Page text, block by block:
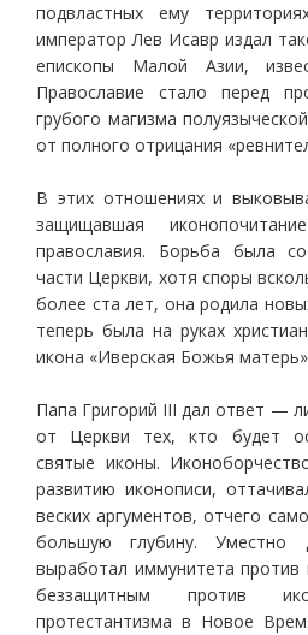
подвластных ему
император Лев Исавр издал
епископы Малой Азии,
Православие стало перед
грубого магизма
от полного отрицания
В этих отношениях и
защищавшая
православия. Борьба была
части Церкви, хотя споры
более ста лет, она родила
теперь была на руках
икона «Иверская Божья
Папа Григорий III дал ответ —
от Церкви тех, кто будет
святые иконы.
развитию иконописи,
веских аргументов, отчего
большую глубину.
выработал иммунитета против
беззащитным против
протестантизма в Новое